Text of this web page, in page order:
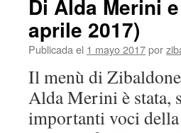
Di Alda Merini
aprile 2017)
Publicada el 1 mayo 2017por
Il menù di
Alda Merini è stata,
importanti voci